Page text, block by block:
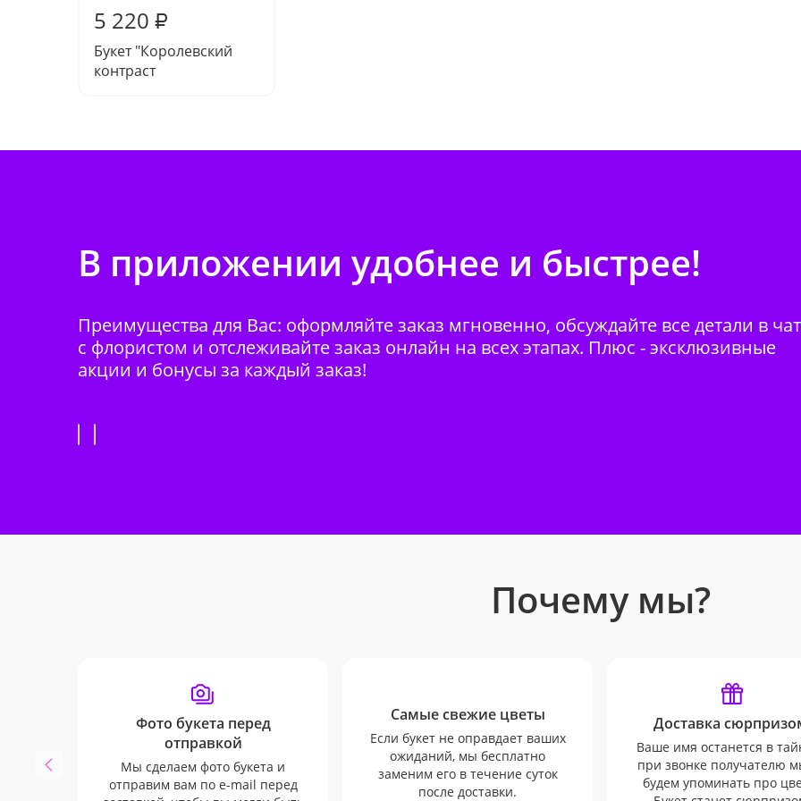
5 220 ₽
Букет "Королевский
контраст
В приложении удобнее и быстрее!
Преимущества для Вас: оформляйте заказ мгновенно, обсуждайте все детали в
с флористом и отслеживайте заказ онлайн на всех этапах. Плюс - эксклюзивные
акции и бонусы за каждый заказ!
Почему мы?
Фото букета перед
отправкой
Мы сделаем фото букета и
отправим вам по e-mail перед
Самые свежие цветы
Если букет не оправдает ваших
ожиданий, мы бесплатно
заменим его в течение суток
после доставки.
Доставка
Ваше имя останется в
при звонке получателю
будем упоминать про